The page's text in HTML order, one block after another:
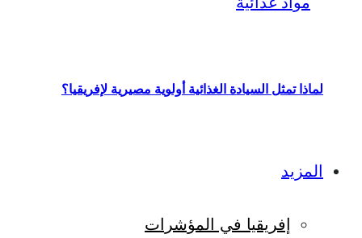
لماذا تمثل السيادة الغذائية أولوية مصيرية لإفريقيا؟
المزيد
إفريقيا في المؤشرات